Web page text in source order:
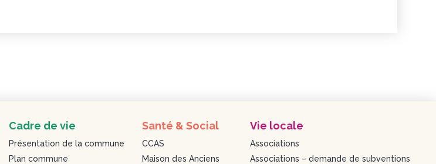
Cadre de vie
Présentation de la commune
Plan commune
Santé & Social
CCAS
Maison des Anciens
Vie locale
Associations
Associations – demande de subventions